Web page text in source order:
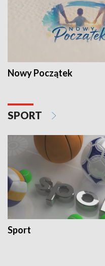
Nowy Początek
SPORT
Sport